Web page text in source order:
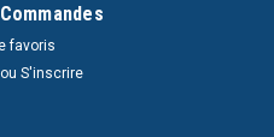
favoris
ou S'inscrire